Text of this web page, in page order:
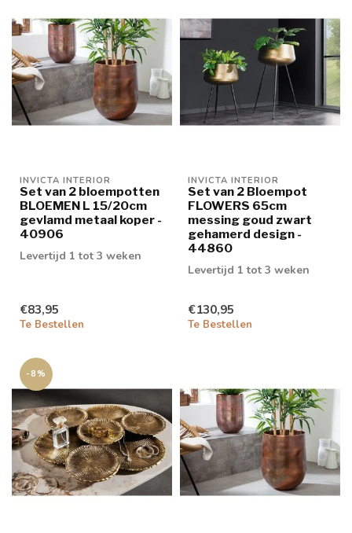
INVICTA INTERIOR
Set van 2 bloempotten
BLOEMEN L 15/20cm
gevlamd metaal koper -
40906
Levertijd 1 tot 3 weken
€83,95
Te Bestellen
INVICTA INTERIOR
Set van 2 Bloempot
FLOWERS 65cm
messing goud zwart
gehamerd design -
44860
Levertijd 1 tot 3 weken
€130,95
Te Bestellen
-8%